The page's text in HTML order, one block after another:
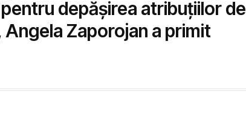
depășirea atribuțiilor de
Zaporojan a primit